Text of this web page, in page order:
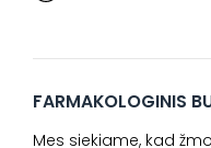
FARMAKOLOGINIS
Mes siekiame, kad